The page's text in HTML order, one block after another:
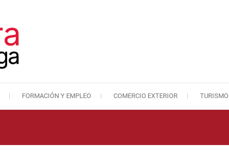
Cámara de Comercio de Málaga
FORMACIÓN Y EMPLEO COMERCIO EXTERIOR TURISMO